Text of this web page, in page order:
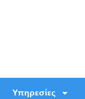
Υπηρεσίες